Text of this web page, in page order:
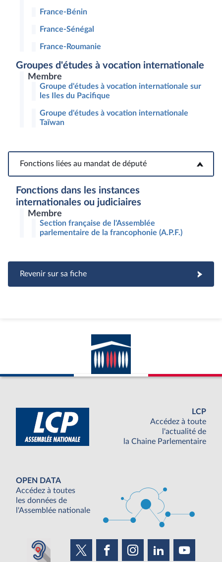
France-Bénin
France-Sénégal
France-Roumanie
Groupes d'études à vocation internationale
Membre
Groupe d'études à vocation internationale sur
les Iles du Pacifique
Groupe d'études à vocation internationale
Taïwan
Fonctions liées au mandat de député
Fonctions liées au mandat de député
Fonctions dans les instances
internationales ou judiciaires
Membre
Section française de l'Assemblée
parlementaire de la francophonie (A.P.F.)
Revenir sur sa fiche
LCP
Accédez à toute
l'actualité de
la Chaine Parlementaire
OPEN DATA
Accédez à toutes
les données de
l'Assemblée nationale